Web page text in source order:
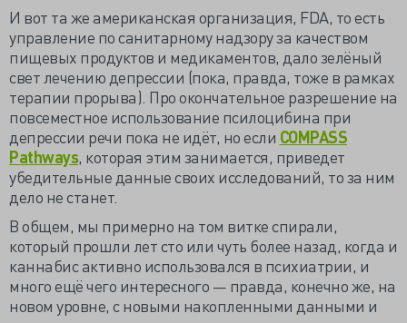
И вот та же американская организация, FDA, то есть
управление по санитарному надзору за качеством
пищевых продуктов и медикаментов, дало зелёный
свет лечению депрессии (пока, правда, тоже в рамках
терапии прорыва). Про окончательное разрешение на
повсеместное использование псилоцибина при
депрессии речи пока не идёт, но если COMPASS
Pathways, которая этим занимается, приведет
убедительные данные своих исследований, то за ним
дело не станет.
В общем, мы примерно на том витке спирали,
который прошли лет сто или чуть более назад, когда и
каннабис активно использовался в психиатрии, и
много ещё чего интересного — правда, конечно же, на
новом уровне, с новыми накопленными данными и